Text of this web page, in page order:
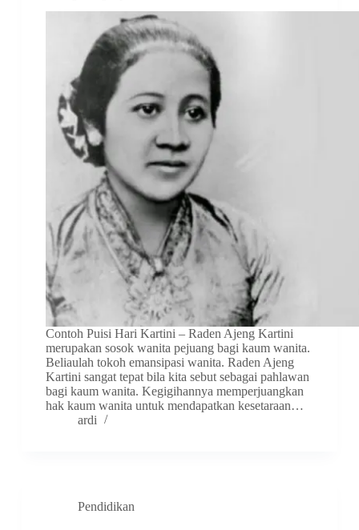
Contoh Puisi Hari Kartini – Raden Ajeng Kartini
merupakan sosok wanita pejuang bagi kaum wanita.
Beliaulah tokoh emansipasi wanita. Raden Ajeng
Kartini sangat tepat bila kita sebut sebagai pahlawan
bagi kaum wanita. Kegigihannya memperjuangkan
hak kaum wanita untuk mendapatkan kesetaraan…
ardi
Pendidikan